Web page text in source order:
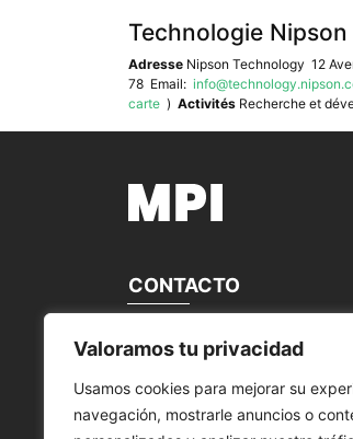
Valoramos tu privacidad
Usamos cookies para mejorar su
navegación, mostrarle anuncios o
Technologie Nipson
Adresse Nipson Technology 12
78 Email:
carte ) Activités Recherche et
CONTACTO
MANTENIMIENTO PERIFÉRICOS
INFORMÁTICOS, S.L.
Calle Canteras, 22
28860 Paracuellos de Jarama
España